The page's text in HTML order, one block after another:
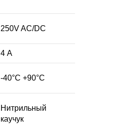
250V AC/DC
4 А
-40°C +90°C
Нитрильный
каучук